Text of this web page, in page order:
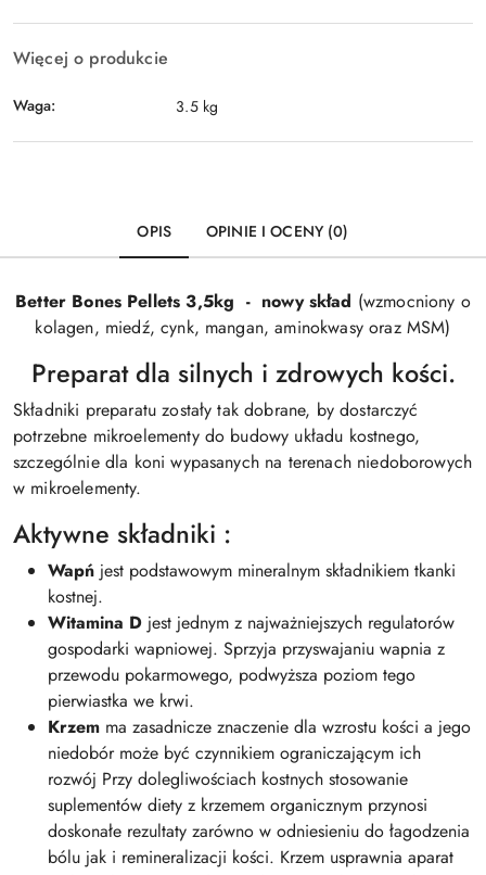
Więcej o produkcie
Waga: 3.5 kg
OPIS OPINIE I OCENY (0)
Better Bones Pellets 3,5kg - nowy skład (wzmocniony o
kolagen, miedź, cynk, mangan, aminokwasy oraz MSM)
Preparat dla silnych i zdrowych kości.
Składniki preparatu zostały tak dobrane, by dostarczyć
potrzebne mikroelementy do budowy układu kostnego,
szczególnie dla koni wypasanych na terenach niedoborowych
w mikroelementy.
Aktywne składniki :
Wapń jest podstawowym mineralnym składnikiem tkanki
kostnej.
Witamina D jest jednym z najważniejszych regulatorów
gospodarki wapniowej. Sprzyja przyswajaniu wapnia z
przewodu pokarmowego, podwyższa poziom tego
pierwiastka we krwi.
Krzem ma zasadnicze znaczenie dla wzrostu kości a jego
niedobór może być czynnikiem ograniczającym ich
rozwój Przy dolegliwościach kostnych stosowanie
suplementów diety z krzemem organicznym przynosi
doskonałe rezultaty zarówno w odniesieniu do łagodzenia
bólu jak i remineralizacji kości. Krzem usprawnia aparat